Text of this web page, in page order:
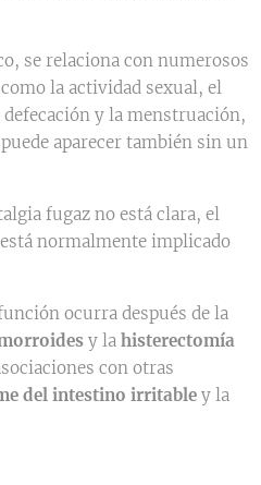
se relaciona con numerosos
la actividad sexual, el
y la menstruación,
aparecer también sin un
fugaz no está clara, el
está normalmente implicado
ocurra después de la
y la histerectomía
con otras
del intestino irritable y la